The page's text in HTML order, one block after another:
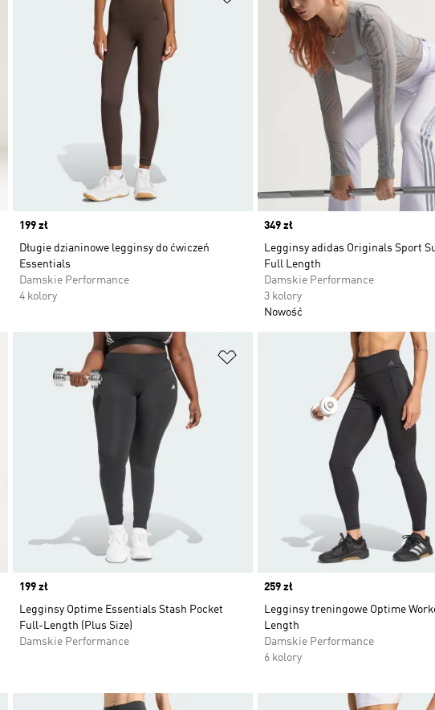
Price
199 zł
Długie dzianinowe legginsy do ćwiczeń
Essentials
Damskie Performance
4 kolory
Price
349 zł
Legginsy adidas Originals Sport
Full Length
Damskie Performance
3 kolory
Nowość
Dodaj do listy życzeń Dodaj do listy życzeń
Price
199 zł
Legginsy Optime Essentials Stash Pocket
Full-Length (Plus Size)
Damskie Performance
Price
259 zł
Legginsy treningowe Optime
Length
Damskie Performance
6 kolory